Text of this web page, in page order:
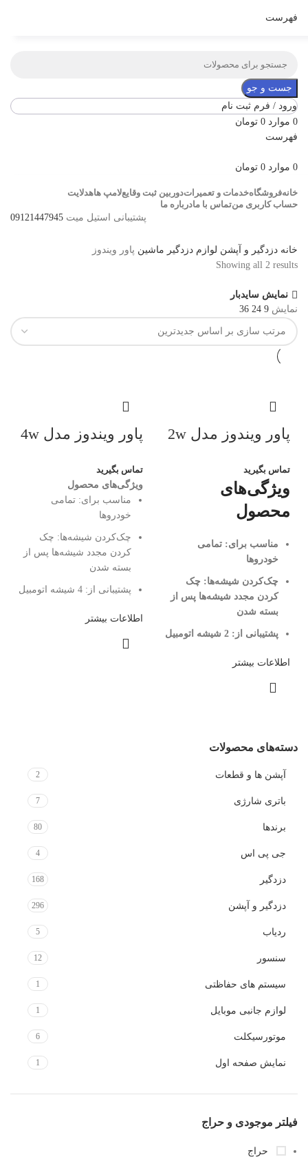
فهرست
جست و جو
ورود / فرم ثبت نام
0 موارد 0 تومان
فهرست
0 موارد 0 تومان
خانهفروشگاهخدمات و تعمیراتدوربین ثبت وقایعلامپ هاهدلایت
حساب کاربری منتماس با مادرباره ما
پشتیبانی استیل میت 09121447945
دسته‌های محصولات
آپشن ها و قطعات 2
باتری شارژی 7
برندها 80
جی پی اس 4
دزدگیر 168
دزدگیر و آپشن 296
ردیاب 5
سنسور 12
سیستم های حفاظتی 1
لوازم جانبی موبایل 1
موتورسیکلت 6
نمایش صفحه اول 1
فیلتر موجودی و حراج
حراج
خانه دزدگیر و آپشن لوازم دزدگیر ماشین پاور ویندوز
Showing all 2 results
نمایش سایدبار
نمایش 9
24
36
پاور ویندوز مدل 2w
تماس بگیرید
ویژگی‌های
محصول
مناسب برای: تمامی
خودروها
چک‌کردن شیشه‌ها: چک
کردن مجدد شیشه‌ها پس از
بسته شدن
پشتیبانی از: 2 شیشه اتومبیل
اطلاعات بیشتر
پاور ویندوز مدل 4w
تماس بگیرید
ویژگی‌های محصول
مناسب برای: تمامی
خودروها
چک‌کردن شیشه‌ها: چک
کردن مجدد شیشه‌ها پس از
بسته شدن
پشتیبانی از: 4 شیشه اتومبیل
اطلاعات بیشتر